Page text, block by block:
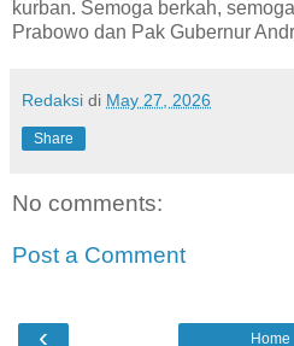
kurban. Semoga berkah,
Prabowo dan Pak Gubernur
Redaksi di May 27, 2026
Share
No comments:
Post a Comment
‹ Home